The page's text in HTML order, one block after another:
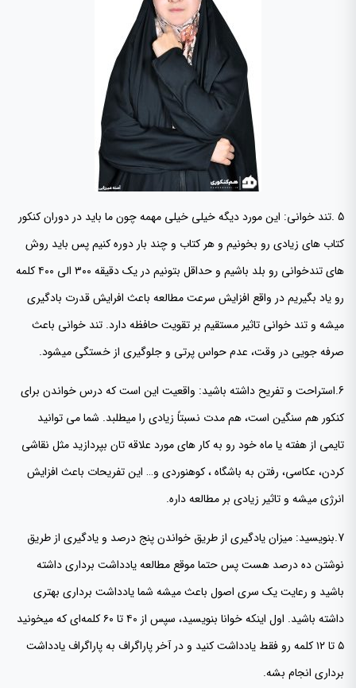
5 .تند خوانی: این مورد دیگه خیلی خیلی مهمه چون ما باید در دوران کنکور
کتاب های زیادی رو بخونیم و هر کتاب و چند بار دوره کنیم پس باید روش
های تندخوانی رو بلد باشیم و حداقل بتونیم در یک دقیقه ۳۰۰ الی ۴۰۰ کلمه
رو یاد بگیریم در واقع افزایش سرعت مطالعه باعث افرایش قدرت بادگیری
میشه و تند خوانی تاثیر مستقیم بر تقویت حافظه دارد. تند خوانی باعث
صرفه جویی در وقت، عدم حواس پرتی و جلوگیری از خستگی میشود.
6.استراحت و تفریح داشته باشید: واقعیت این است که درس خواندن برای
کنکور هم سنگین است، هم مدت نسبتاً زیادی را میطلبد. شما می توانید
تایمی از هفته یا ماه خود رو به کار های مورد علاقه تان بپردازید مثل نقاشی
کردن، عکاسی، رفتن به باشگاه ، کوهنوردی و… این تفریحات باعث افزایش
انرژی میشه و تاثیر زیادی بر مطالعه داره.
7.بنویسید: میزان یادگیری از طریق خواندن پنج درصد و یادگیری از طریق
نوشتن ده درصد هست پس حتما موقع مطالعه یادداشت برداری داشته
باشید و رعایت یک سری اصول باعث میشه شما یادداشت برداری بهتری
داشته باشید. اول اینکه خوانا بنویسید، سپس از ۴۰ تا ۶۰ کلمه‌ای که میخونید
۵ تا ۱۲ کلمه رو فقط یادداشت کنید و در آخر پاراگراف به پاراگراف یادداشت
برداری انجام بشه.